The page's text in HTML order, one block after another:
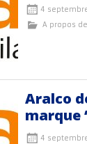
4
A propos
Aralco
marque
4